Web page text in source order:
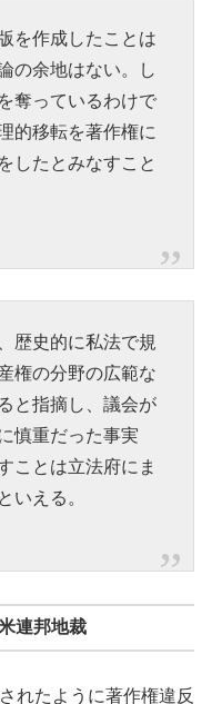
を作成したことは
の余地はない。し
奪っているわけで
的移転を著作権に
したとみなすこと
歴史的に私法で規
権の分野の広範な
と指摘し、議会が
慎重だった事実
ことは立法府にま
いえる。
連邦地裁
れたように著作権違反